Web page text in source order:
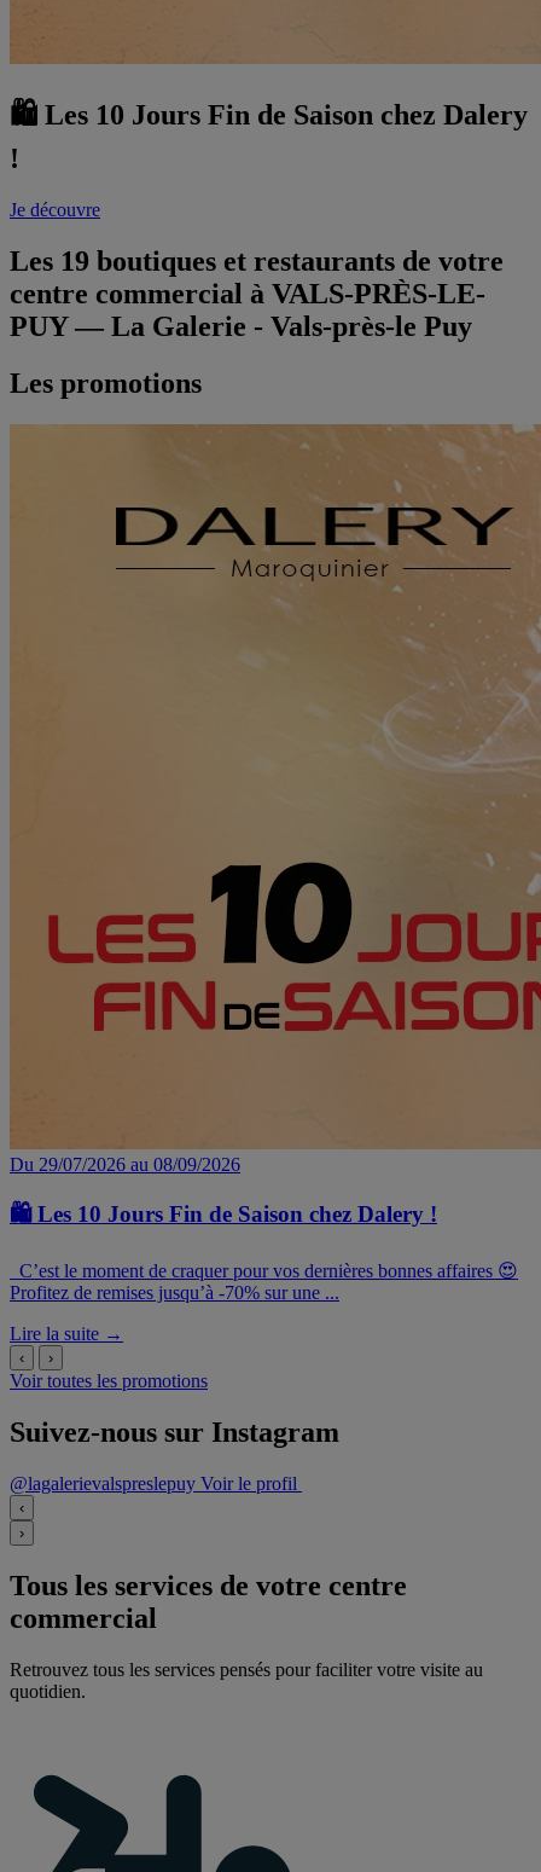
🛍️ Les 10 Jours Fin de Saison chez Dalery
!
Je découvre
Les 19 boutiques et restaurants de votre
centre commercial à VALS-PRÈS-LE-
PUY — La Galerie - Vals-près-le Puy
Les promotions
Du 29/07/2026 au 08/09/2026
🛍️ Les 10 Jours Fin de Saison chez Dalery !
C’est le moment de craquer pour vos dernières bonnes affaires 😍
Profitez de remises jusqu’à -70% sur une ...
Lire la suite →
‹ ›
Voir toutes les promotions
Suivez-nous sur Instagram
@lagalerievalspreslepuy Voir le profil
‹
›
Tous les services de votre centre
commercial
Retrouvez tous les services pensés pour faciliter votre visite au
quotidien.